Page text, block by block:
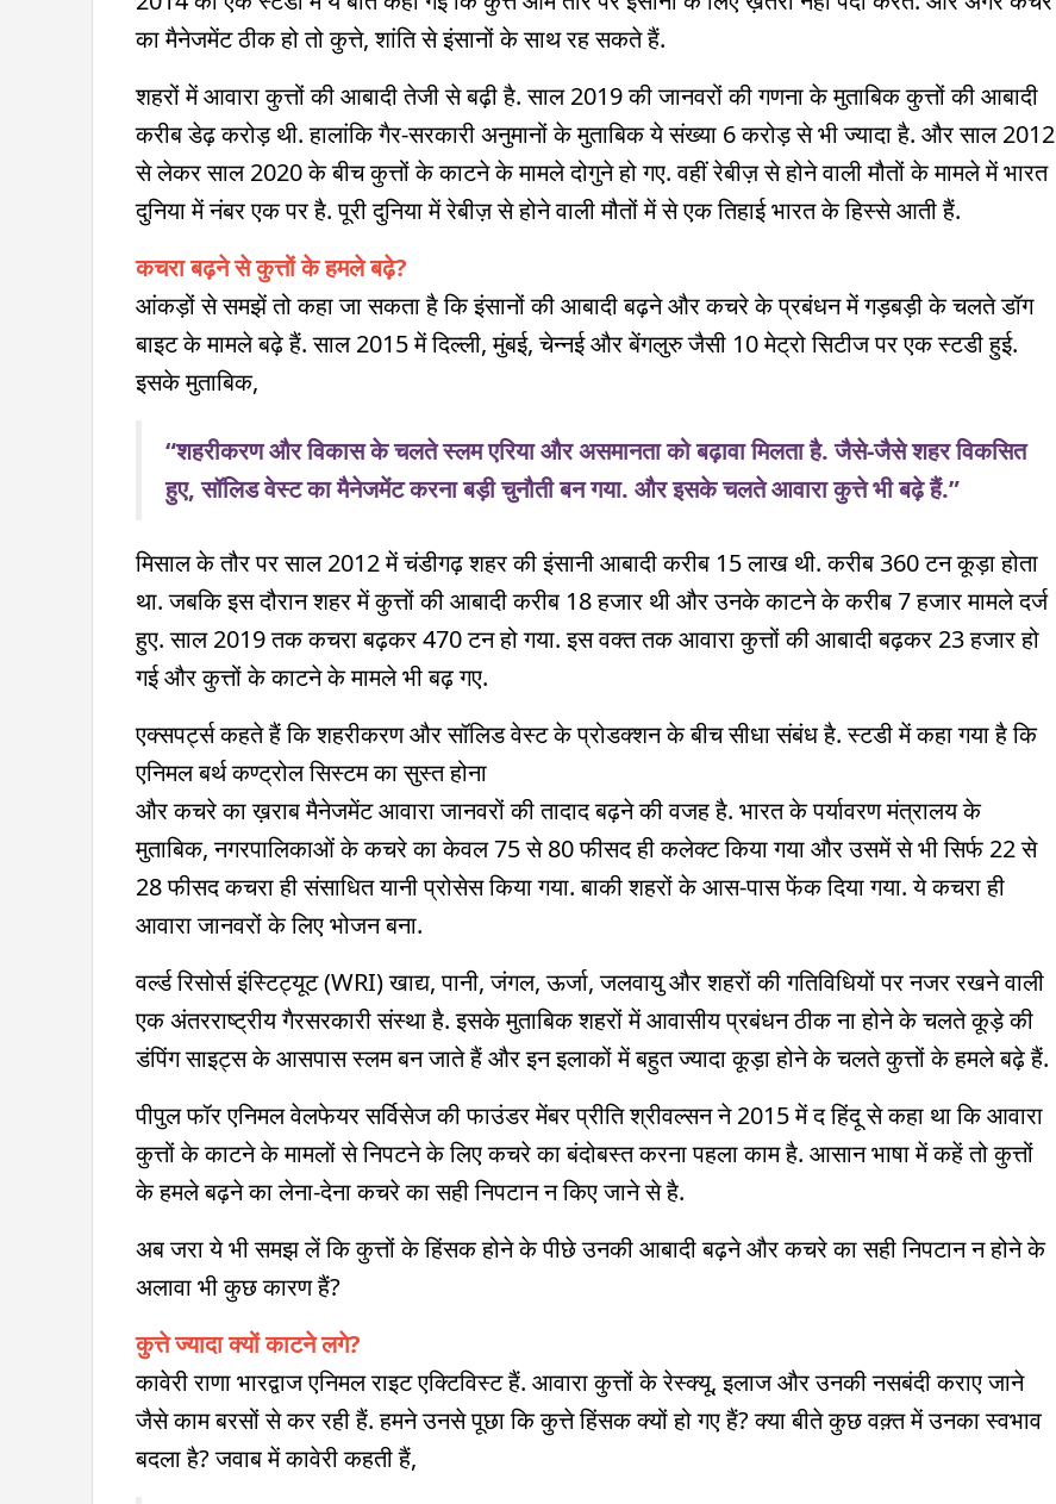
का मैनेजमेंट ठीक हो तो कुत्ते, शांति से इंसानों के साथ रह सकते हैं.
शहरों में आवारा कुत्तों की आबादी तेजी से बढ़ी है. साल 2019 की जानवरों की गणना के मुताबिक कुत्तों की आबादी
करीब डेढ़ करोड़ थी. हालांकि गैर-सरकारी अनुमानों के मुताबिक ये संख्या 6 करोड़ से भी ज्यादा है. और साल 2012
से लेकर साल 2020 के बीच कुत्तों के काटने के मामले दोगुने हो गए. वहीं रेबीज़ से होने वाली मौतों के मामले में भारत
दुनिया में नंबर एक पर है. पूरी दुनिया में रेबीज़ से होने वाली मौतों में से एक तिहाई भारत के हिस्से आती हैं.
कचरा बढ़ने से कुत्तों के हमले बढ़े?
आंकड़ों से समझें तो कहा जा सकता है कि इंसानों की आबादी बढ़ने और कचरे के प्रबंधन में गड़बड़ी के चलते डॉग
बाइट के मामले बढ़े हैं. साल 2015 में दिल्ली, मुंबई, चेन्नई और बेंगलुरु जैसी 10 मेट्रो सिटीज पर एक स्टडी हुई.
इसके मुताबिक,
“शहरीकरण और विकास के चलते स्लम एरिया और असमानता को बढ़ावा मिलता है. जैसे-जैसे शहर विकसित
हुए, सॉलिड वेस्ट का मैनेजमेंट करना बड़ी चुनौती बन गया. और इसके चलते आवारा कुत्ते भी बढ़े हैं.”
मिसाल के तौर पर साल 2012 में चंडीगढ़ शहर की इंसानी आबादी करीब 15 लाख थी. करीब 360 टन कूड़ा होता
था. जबकि इस दौरान शहर में कुत्तों की आबादी करीब 18 हजार थी और उनके काटने के करीब 7 हजार मामले दर्ज
हुए. साल 2019 तक कचरा बढ़कर 470 टन हो गया. इस वक्त तक आवारा कुत्तों की आबादी बढ़कर 23 हजार हो
गई और कुत्तों के काटने के मामले भी बढ़ गए.
एक्सपर्ट्स कहते हैं कि शहरीकरण और सॉलिड वेस्ट के प्रोडक्शन के बीच सीधा संबंध है. स्टडी में कहा गया है कि
एनिमल बर्थ कण्ट्रोल सिस्टम का सुस्त होना
और कचरे का ख़राब मैनेजमेंट आवारा जानवरों की तादाद बढ़ने की वजह है. भारत के पर्यावरण मंत्रालय के
मुताबिक, नगरपालिकाओं के कचरे का केवल 75 से 80 फीसद ही कलेक्ट किया गया और उसमें से भी सिर्फ 22 से
28 फीसद कचरा ही संसाधित यानी प्रोसेस किया गया. बाकी शहरों के आस-पास फेंक दिया गया. ये कचरा ही
आवारा जानवरों के लिए भोजन बना.
वर्ल्ड रिसोर्स इंस्टिट्यूट (WRI) खाद्य, पानी, जंगल, ऊर्जा, जलवायु और शहरों की गतिविधियों पर नजर रखने वाली
एक अंतरराष्ट्रीय गैरसरकारी संस्था है. इसके मुताबिक शहरों में आवासीय प्रबंधन ठीक ना होने के चलते कूड़े की
डंपिंग साइट्स के आसपास स्लम बन जाते हैं और इन इलाकों में बहुत ज्यादा कूड़ा होने के चलते कुत्तों के हमले बढ़े हैं.
पीपुल फॉर एनिमल वेलफेयर सर्विसेज की फाउंडर मेंबर प्रीति श्रीवल्सन ने 2015 में द हिंदू से कहा था कि आवारा
कुत्तों के काटने के मामलों से निपटने के लिए कचरे का बंदोबस्त करना पहला काम है. आसान भाषा में कहें तो कुत्तों
के हमले बढ़ने का लेना-देना कचरे का सही निपटान न किए जाने से है.
अब जरा ये भी समझ लें कि कुत्तों के हिंसक होने के पीछे उनकी आबादी बढ़ने और कचरे का सही निपटान न होने के
अलावा भी कुछ कारण हैं?
कुत्ते ज्यादा क्यों काटने लगे?
कावेरी राणा भारद्वाज एनिमल राइट एक्टिविस्ट हैं. आवारा कुत्तों के रेस्क्यू, इलाज और उनकी नसबंदी कराए जाने
जैसे काम बरसों से कर रही हैं. हमने उनसे पूछा कि कुत्ते हिंसक क्यों हो गए हैं? क्या बीते कुछ वक़्त में उनका स्वभाव
बदला है? जवाब में कावेरी कहती हैं,